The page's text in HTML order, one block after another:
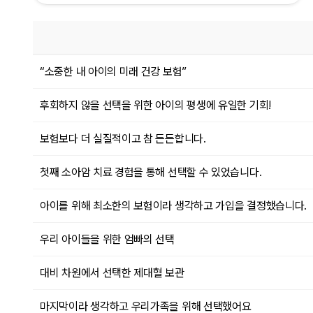
“소중한 내 아이의 미래 건강 보험”
후회하지 않을 선택을 위한 아이의 평생에 유일한 기회!
보험보다 더 실질적이고 참 든든합니다.
첫째 소아암 치료 경험을 통해 선택할 수 있었습니다.
아이를 위해 최소한의 보험이라 생각하고 가입을 결정했습니다.
우리 아이들을 위한 엄빠의 선택
대비 차원에서 선택한 제대혈 보관
마지막이라 생각하고 우리가족을 위해 선택했어요